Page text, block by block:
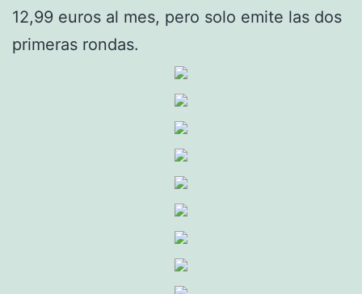
12,99 euros al mes, pero solo emite las dos
primeras rondas.